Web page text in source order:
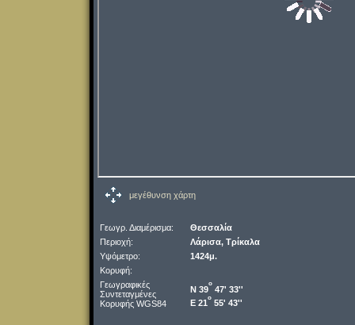
μεγέθυνση χάρτη
Γεωγρ. Διαμέρισμα:
Θεσσαλία
Περιοχή:
Λάρισα, Τρίκαλα
Υψόμετρο:
1424μ.
Κορυφή:
Γεωγραφικές
Συντεταγμένες
Κορυφής WGS84
Ν 39
o
47' 33''
Ε 21
o
55' 43''